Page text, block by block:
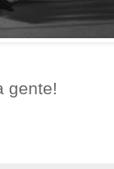
gente!